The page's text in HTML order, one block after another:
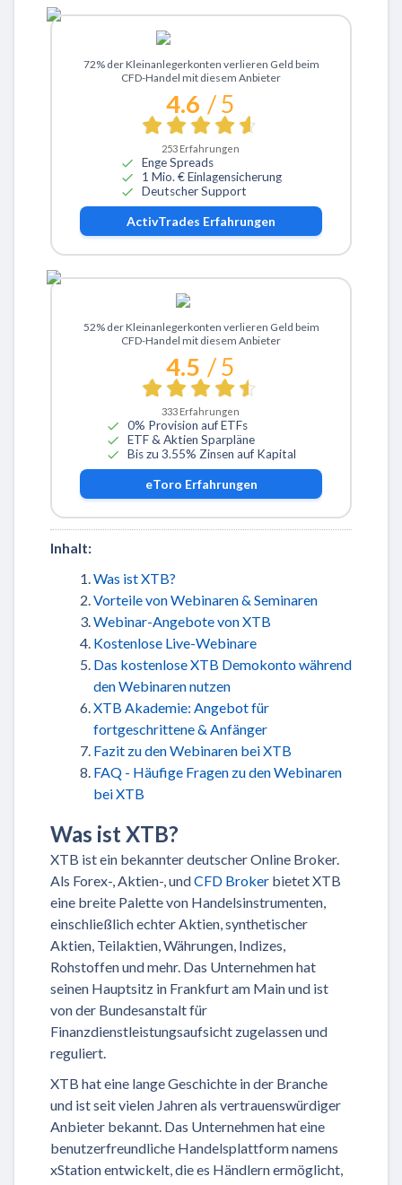
Zu ActivTrades
72% der Kleinanlegerkonten verlieren Geld beim
CFD-Handel mit diesem Anbieter
4.6 / 5
253 Erfahrungen
Enge Spreads
1 Mio. € Einlagensicherung
Deutscher Support
ActivTrades Erfahrungen
Zu eToro
52% der Kleinanlegerkonten verlieren Geld beim
CFD-Handel mit diesem Anbieter
4.5 / 5
333 Erfahrungen
0% Provision auf ETFs
ETF & Aktien Sparpläne
Bis zu 3.55% Zinsen auf Kapital
eToro Erfahrungen
Inhalt:
Was ist XTB?
Vorteile von Webinaren & Seminaren
Webinar-Angebote von XTB
Kostenlose Live-Webinare
Das kostenlose XTB Demokonto während
den Webinaren nutzen
XTB Akademie: Angebot für
fortgeschrittene & Anfänger
Fazit zu den Webinaren bei XTB
FAQ - Häufige Fragen zu den Webinaren
bei XTB
Was ist XTB?
XTB ist ein bekannter deutscher Online Broker.
Als Forex-, Aktien-, undCFD Broker bietet XTB
eine breite Palette von Handelsinstrumenten,
einschließlich echter Aktien, synthetischer
Aktien, Teilaktien, Währungen, Indizes,
Rohstoffen und mehr. Das Unternehmen hat
seinen Hauptsitz in Frankfurt am Main und ist
von der Bundesanstalt für
Finanzdienstleistungsaufsicht zugelassen und
reguliert.
XTB hat eine lange Geschichte in der Branche
und ist seit vielen Jahren als vertrauenswürdiger
Anbieter bekannt. Das Unternehmen hat eine
benutzerfreundliche Handelsplattform namens
xStation entwickelt, die es Händlern ermöglicht,